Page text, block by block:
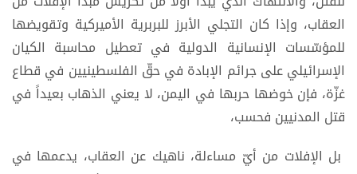
العقاب، وإذا كان التجلي الأبرز للبربرية الأميركية وتقويضها
للمؤسّسات الإنسانية الدولية في تعطيل محاسبة الكيان
الإسرائيلي على جرائم الإبادة في حقّ الفلسطينيين في قطاع
غزّة، فإن خوضها حربها في اليمن، لا يعني الذهاب بعيداً في
قتل المدنيين فحسب،
بل الإفلات من أيّ مساءلة، ناهيك عن العقاب، يدعمها في